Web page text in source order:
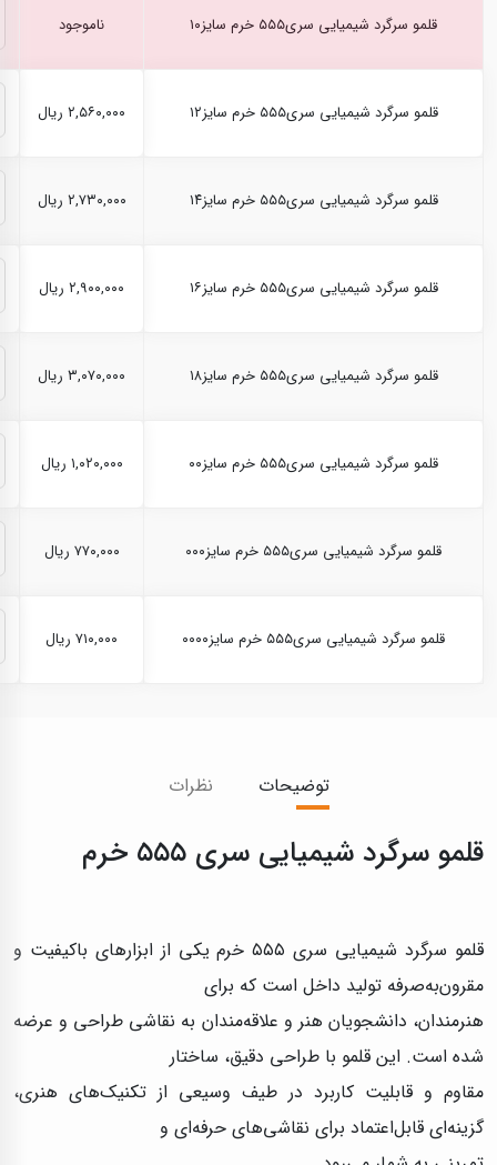
قلمو سرگرد شیمیایی سری۵۵۵ خرم سایز۱۰ ناموجود
قلمو سرگرد شیمیایی سری۵۵۵ خرم سایز۱۲ ۲,۵۶۰,۰۰۰ ریال
قلمو سرگرد شیمیایی سری۵۵۵ خرم سایز۱۴ ۲,۷۳۰,۰۰۰ ریال
قلمو سرگرد شیمیایی سری۵۵۵ خرم سایز۱۶ ۲,۹۰۰,۰۰۰ ریال
قلمو سرگرد شیمیایی سری۵۵۵ خرم سایز۱۸ ۳,۰۷۰,۰۰۰ ریال
قلمو سرگرد شیمیایی سری۵۵۵ خرم سایز۰۰ ۱,۰۲۰,۰۰۰ ریال
قلمو سرگرد شیمیایی سری۵۵۵ خرم سایز۰۰۰ ۷۷۰,۰۰۰ ریال
قلمو سرگرد شیمیایی سری۵۵۵ خرم سایز۰۰۰۰ ۷۱۰,۰۰۰ ریال
توضیحات نظرات
قلمو سرگرد شیمیایی سری ۵۵۵ خرم
قلمو سرگرد شیمیایی سری ۵۵۵ خرم یکی از ابزارهای باکیفیت و
مقرون‌به‌صرفه تولید داخل است که برای
هنرمندان، دانشجویان هنر و علاقه‌مندان به نقاشی طراحی و عرضه
شده است. این قلمو با طراحی دقیق، ساختار
مقاوم و قابلیت کاربرد در طیف وسیعی از تکنیک‌های هنری،
گزینه‌ای قابل‌اعتماد برای نقاشی‌های حرفه‌ای و